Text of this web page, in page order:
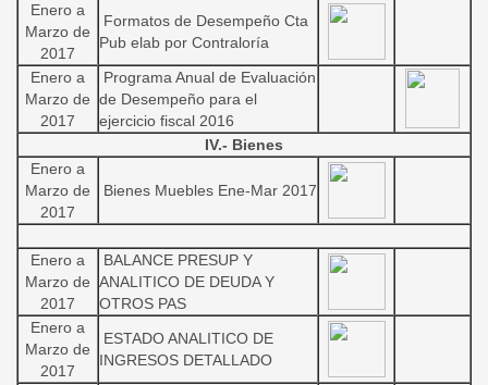
Enero a
Marzo de
2017
Formatos de Desempeño Cta
Pub elab por Contraloría
Enero a
Marzo de
2017
Programa Anual de Evaluación
de Desempeño para el
ejercicio fiscal 2016
IV.- Bienes
Enero a
Marzo de
2017
Bienes Muebles Ene-Mar 2017
Enero a
Marzo de
2017
BALANCE PRESUP Y
ANALITICO DE DEUDA Y
OTROS PAS
Enero a
Marzo de
2017
ESTADO ANALITICO DE
INGRESOS DETALLADO